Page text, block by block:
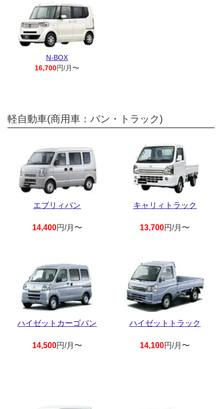
N-BOX
16,700円/月〜
軽自動車(商用車：バン・トラック)
エブリィバン
14,400円/月〜
キャリィトラック
13,700円/月〜
ハイゼットカーゴバン
14,500円/月〜
ハイゼットトラック
14,100円/月〜